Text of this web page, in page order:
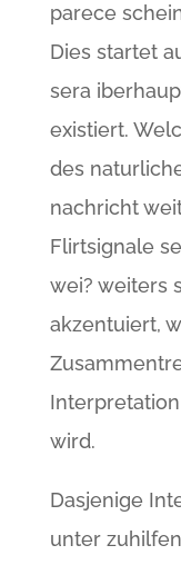
parece
Dies startet
sera
existiert.
des
nachricht
Flirtsignale
wei? weiters
akzentuiert,
wird.
Dasjenige
unter